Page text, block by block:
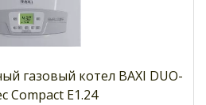
газовый котел BAXI DUO-
Compact E1.24